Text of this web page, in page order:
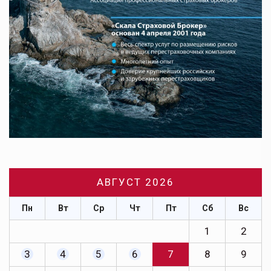
АВГУСТ 2026
Пн Вт Ср Чт Пт Сб Вс
1
2
3
4 5 6 7 8 9